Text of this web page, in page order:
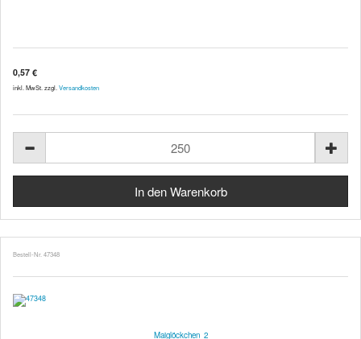
0,57 €
inkl. MwSt. zzgl. Versandkosten
Bestell-Nr. 47348
Maiglöckchen_2